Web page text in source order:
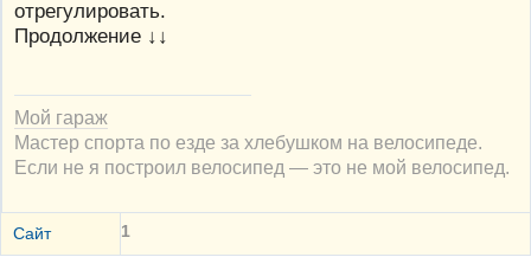
отрегулировать.
Продолжение ↓↓
Мой гараж
Мастер спорта по езде за хлебушком на велосипеде.
Если не я построил велосипед — это не мой велосипед.
Сайт 1